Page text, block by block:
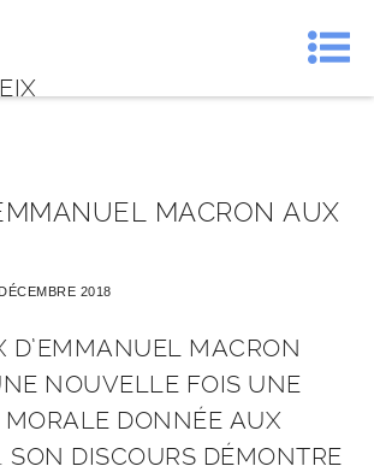
MACRON AUX
2018
MACRON
NOUVELLE FOIS UNE
DONNÉE AUX
SON DISCOURS DÉMONTRE